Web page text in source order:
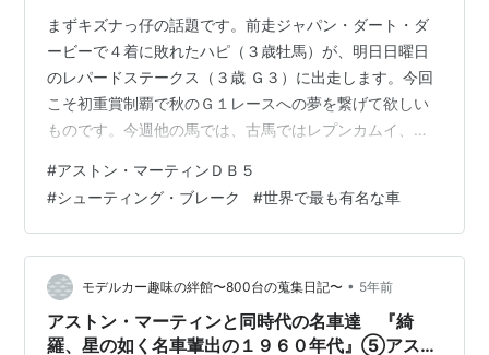
まずキズナっ仔の話題です。前走ジャパン・ダート・ダ
ービーで４着に敗れたハピ（３歳牡馬）が、明日日曜日
のレパードステークス（３歳 Ｇ３）に出走します。今回
こそ初重賞制覇で秋のＧ１レースへの夢を繋げて欲しい
ものです。今週他の馬では、古馬ではレプンカムイ、ル
新馬戦のトロピカルライトに期待しています。 今日は、
ボンドカーと言えば真っ先に名前の挙がる車「世界で最
も有名な車」とも言われているアストン・マーティンＤ
Ｂ５です。このブログのスタート時に私がミニカー蒐集
に嵌るきっかけにもなった車と紹介した最も思い入れの
強い車でも有ります。又真っ先に購入したのがＤＢ…
#アストン・マーティンＤＢ５
#シューティング・ブレーク #世界で最も有名な車
モデルカー趣味の絆館〜800台の蒐集日記〜 • 5年前
アストン・マーティンと同時代の名車達 『綺
羅、星の如く名車輩出の１９６０年代』⑤アスト